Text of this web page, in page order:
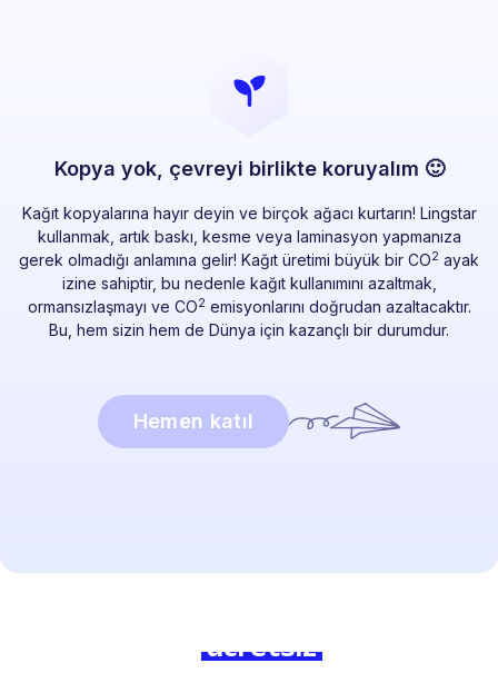
Kopya yok, çevreyi birlikte koruyalım 🙂
Kağıt kopyalarına hayır deyin ve birçok ağacı kurtarın! Lingstar
kullanmak, artık baskı, kesme veya laminasyon yapmanıza
gerek olmadığı anlamına gelir! Kağıt üretimi büyük bir CO2 ayak
izine sahiptir, bu nedenle kağıt kullanımını azaltmak,
ormansızlaşmayı ve CO2 emisyonlarını doğrudan azaltacaktır.
Bu, hem sizin hem de Dünya için kazançlı bir durumdur.
Hemen katıl
Bugün bizeücretsizkatılın ve